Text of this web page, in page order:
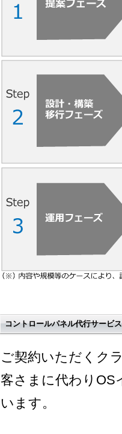
コントロールパネル代行サービス
ご契約いただくク
客さまに代わりOS
います。